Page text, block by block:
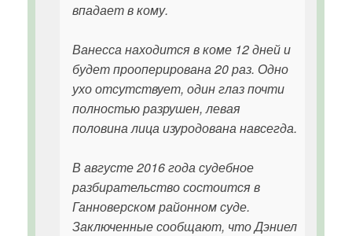
впадает в кому.
Ванесса находится в коме 12 дней и
будет прооперирована 20 раз. Одно
ухо отсутствует, один глаз почти
полностью разрушен, левая
половина лица изуродована навсегда.
В августе 2016 года судебное
разбирательство состоится в
Ганноверском районном суде.
Заключенные сообщают, что Дэниел